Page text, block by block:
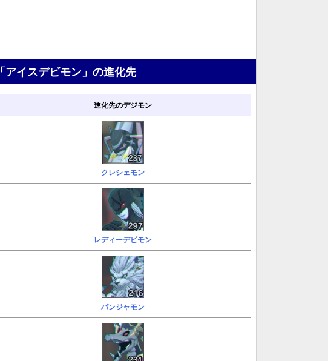
「アイスデビモン」の進化先
進化先のデジモン
クレシェモン
レディーデビモン
パンジャモン